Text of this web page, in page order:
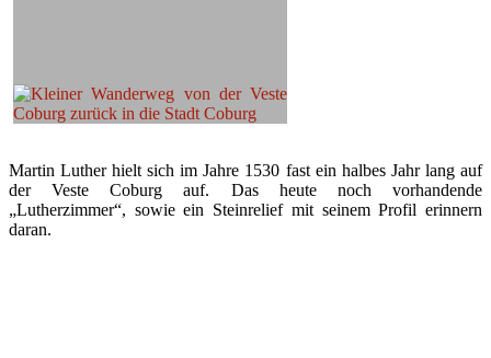
Martin Luther hielt sich im Jahre 1530 fast ein halbes Jahr lang auf
der Veste Coburg auf. Das heute noch vorhandende
„Lutherzimmer“, sowie ein Steinrelief mit seinem Profil erinnern
daran.